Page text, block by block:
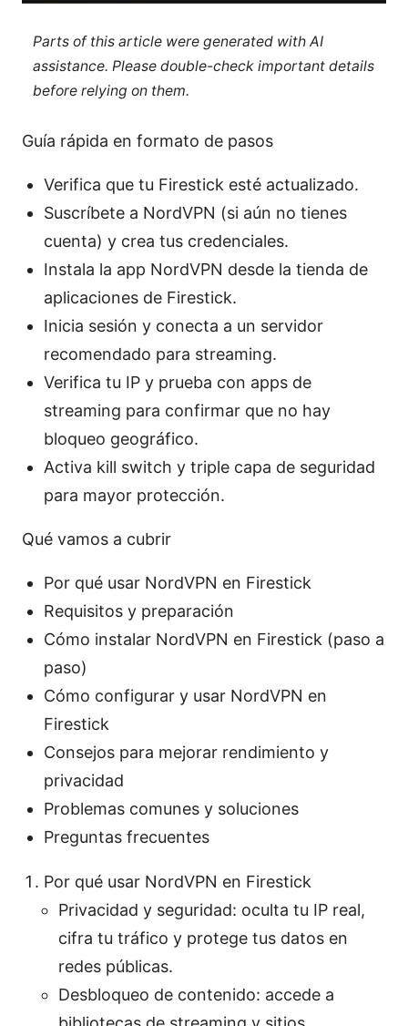
Parts of this article were generated with AI
assistance. Please double-check important details
before relying on them.
Guía rápida en formato de pasos
Verifica que tu Firestick esté actualizado.
Suscríbete a NordVPN (si aún no tienes
cuenta) y crea tus credenciales.
Instala la app NordVPN desde la tienda de
aplicaciones de Firestick.
Inicia sesión y conecta a un servidor
recomendado para streaming.
Verifica tu IP y prueba con apps de
streaming para confirmar que no hay
bloqueo geográfico.
Activa kill switch y triple capa de seguridad
para mayor protección.
Qué vamos a cubrir
Por qué usar NordVPN en Firestick
Requisitos y preparación
Cómo instalar NordVPN en Firestick (paso a
paso)
Cómo configurar y usar NordVPN en
Firestick
Consejos para mejorar rendimiento y
privacidad
Problemas comunes y soluciones
Preguntas frecuentes
Por qué usar NordVPN en Firestick
Privacidad y seguridad: oculta tu IP real,
cifra tu tráfico y protege tus datos en
redes públicas.
Desbloqueo de contenido: accede a